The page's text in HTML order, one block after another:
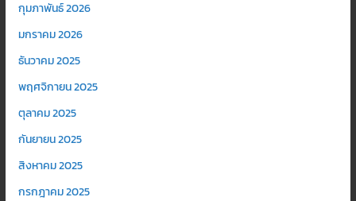
กุมภาพันธ์ 2026
มกราคม 2026
ธันวาคม 2025
พฤศจิกายน 2025
ตุลาคม 2025
กันยายน 2025
สิงหาคม 2025
กรกฎาคม 2025